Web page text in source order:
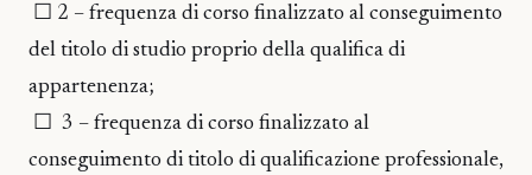
☐ 2 – frequenza di corso finalizzato al conseguimento
del titolo di studio proprio della qualifica di
appartenenza;
☐ 3 – frequenza di corso finalizzato al
conseguimento di titolo di qualificazione professionale,